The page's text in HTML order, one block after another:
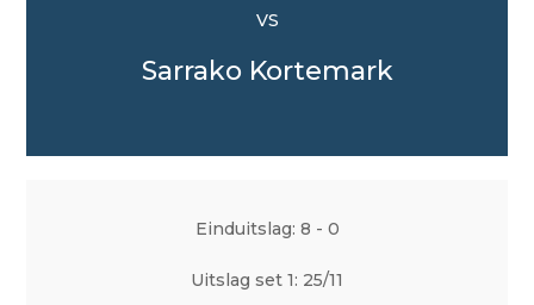
VS
Sarrako Kortemark
Einduitslag: 8 - 0
Uitslag set 1: 25/11